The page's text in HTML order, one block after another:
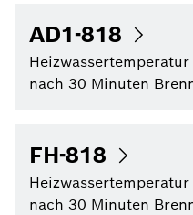
AD1-818
nach 30 Minuten
FH-818
nach 30 Minuten